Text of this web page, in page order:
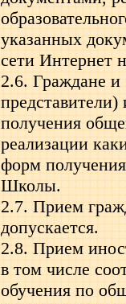
указанных
сети Интернет
2.6. Граждане и
получения
реализации
форм
Школы.
2.7. Прием
допускается.
2.8. Прием
в том числе
обучения по